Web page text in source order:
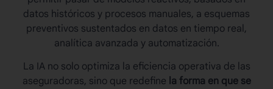
datos históricos y procesos manuales, a esquemas
preventivos sustentados en datos en tiempo real,
analítica avanzada y automatización.
La IA no solo optimiza la eficiencia operativa de las
aseguradoras, sino que redefine la forma en que se